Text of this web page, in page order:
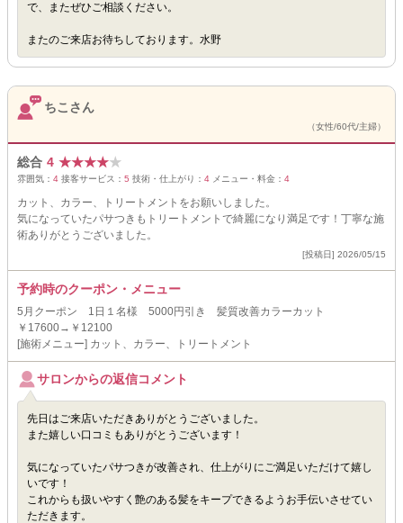
で、またぜひご相談ください。
またのご来店お待ちしております。水野
ちこさん
（女性/60代/主婦）
総合 4 ★★★★★
雰囲気： 4 接客サービス： 5 技術・仕上がり： 4 メニュー・料金： 4
カット、カラー、トリートメントをお願いしました。
気になっていたパサつきもトリートメントで綺麗になり満足です！丁寧な施
術ありがとうございました。
[投稿日] 2026/05/15
予約時のクーポン・メニュー
5月クーポン 1日１名様 5000円引き 髪質改善カラーカット
￥17600→￥12100
[施術メニュー] カット、カラー、トリートメント
サロンからの返信コメント
先日はご来店いただきありがとうございました。
また嬉しい口コミもありがとうございます！
気になっていたパサつきが改善され、仕上がりにご満足いただけて嬉し
いです！
これからも扱いやすく艶のある髪をキープできるようお手伝いさせてい
ただきます。